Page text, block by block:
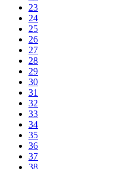
23
24
25
26
27
28
29
30
31
32
33
34
35
36
37